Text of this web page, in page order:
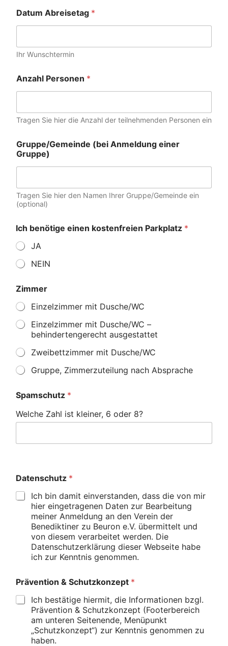
Datum Abreisetag *
Ihr Wunschtermin
Anzahl Personen *
Tragen Sie hier die Anzahl der teilnehmenden Personen ein
Gruppe/Gemeinde (bei Anmeldung einer
Gruppe)
Tragen Sie hier den Namen Ihrer Gruppe/Gemeinde ein
(optional)
Ich benötige einen kostenfreien Parkplatz *
JA
NEIN
Zimmer
Einzelzimmer mit Dusche/WC
Einzelzimmer mit Dusche/WC –
behindertengerecht ausgestattet
Zweibettzimmer mit Dusche/WC
Gruppe, Zimmerzuteilung nach Absprache
Spamschutz *
Welche Zahl ist kleiner, 6 oder 8?
Datenschutz *
Ich bin damit einverstanden, dass die von mir
hier eingetragenen Daten zur Bearbeitung
meiner Anmeldung an den Verein der
Benediktiner zu Beuron e.V. übermittelt und
von diesem verarbeitet werden. Die
Datenschutzerklärung dieser Webseite habe
ich zur Kenntnis genommen.
Prävention & Schutzkonzept *
Ich bestätige hiermit, die Informationen bzgl.
Prävention & Schutzkonzept (Footerbereich
am unteren Seitenende, Menüpunkt
„Schutzkonzept“) zur Kenntnis genommen zu
haben.